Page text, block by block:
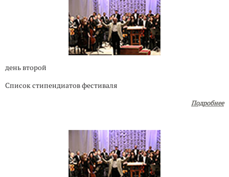
день второй
Список стипендиатов фестиваля
Подробнее